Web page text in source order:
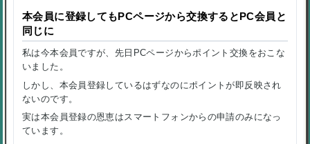
本会員に登録してもPCページから交換するとPC会員と
同じに
私は今本会員ですが、先日PCページからポイント交換をおこな
いました。
しかし、本会員登録しているはずなのにポイントが即反映され
ないのです。
実は本会員登録の恩恵はスマートフォンからの申請のみになっ
ています。